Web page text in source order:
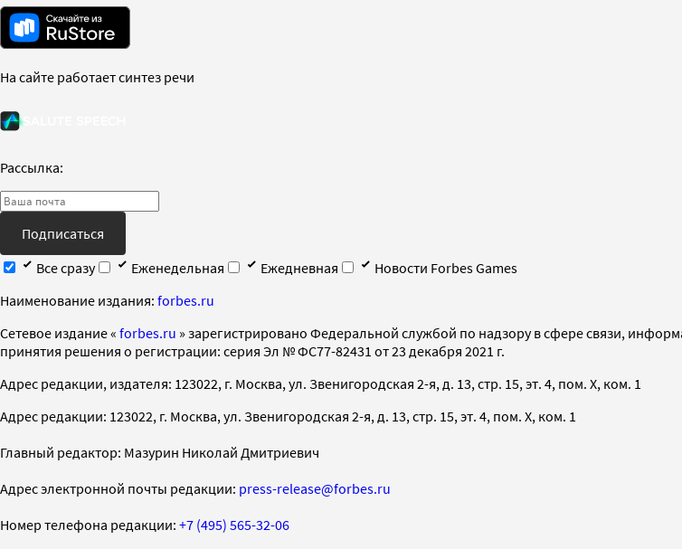
На сайте работает синтез речи
Рассылка:
Подписаться
Все сразу
Еженедельная Ежедневная
Новости Forbes Games
Наименование издания: forbes.ru
Cетевое издание « forbes.ru » зарегистрировано Федеральной службой по надзору в сфере связи,
принятия решения о регистрации: серия Эл № ФС77-82431 от 23 декабря 2021 г.
Адрес редакции, издателя: 123022, г. Москва, ул. Звенигородская 2-я, д. 13, стр. 15, эт. 4, пом. X, ком. 1
Адрес редакции: 123022, г. Москва, ул. Звенигородская 2-я, д. 13, стр. 15, эт. 4, пом. X, ком. 1
Главный редактор: Мазурин Николай Дмитриевич
Адрес электронной почты редакции: press-release@forbes.ru
Номер телефона редакции: +7 (495) 565-32-06